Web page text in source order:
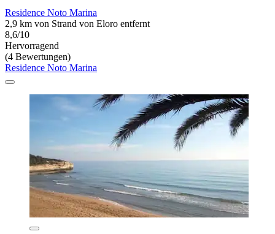
Residence Noto Marina
2,9 km von Strand von Eloro entfernt
8,6/10
Hervorragend
(4 Bewertungen)
Residence Noto Marina